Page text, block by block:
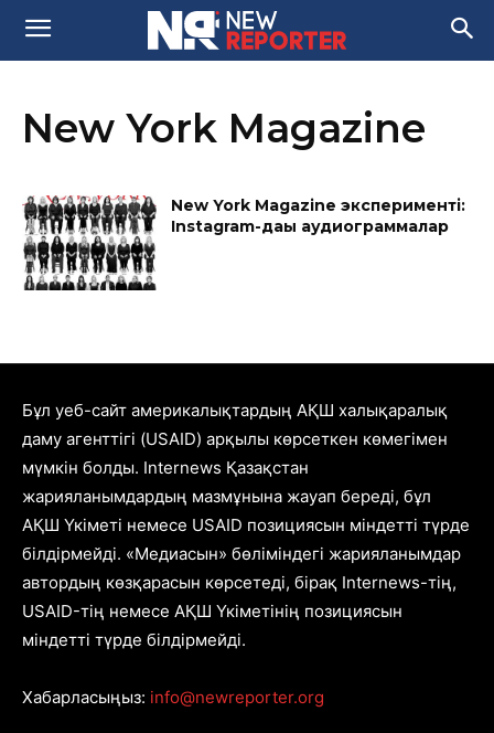
New York Magazine
New York Magazine эксперименті:
Instagram-дағы аудиограммалар
Бұл уеб-сайт америкалықтардың АҚШ халықаралық
даму агенттігі (USAID) арқылы көрсеткен көмегімен
мүмкін болды. Internews Қазақстан
жарияланымдардың мазмұнына жауап береді, бұл
АҚШ Үкіметі немесе USAID позициясын міндетті түрде
білдірмейді. «Медиасын» бөліміндегі жарияланымдар
автордың көзқарасын көрсетеді, бірақ Internews-тің,
USAID-тің немесе АҚШ Үкіметінің позициясын
міндетті түрде білдірмейді.
Хабарласыңыз: info@newreporter.org